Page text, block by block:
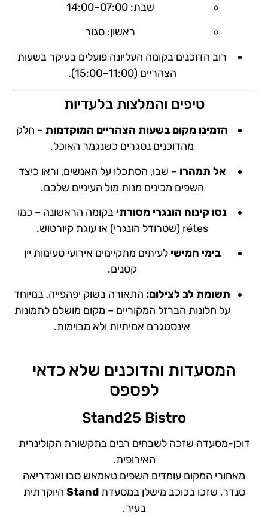
שבת: 07:00–14:00
ראשון: סגור
רוב הדוכנים בקומה העליונה פועלים בעיקר בשעות
הצהריים (11:00–15:00).
טיפים והמלצות בלעדיות
הזמינו מקום בשעות הצהריים המוקדמות – חלק
מהדוכנים נסגרים כשנגמר האוכל.
אל תמהרו – שבו, הסתכלו על האנשים, וראו כיצד
השפים מכינים מנות מול העיניים שלכם.
נסו קינוח הונגרי מסורתי בקומה הראשונה – כמו
rétes (שטרודל הונגרי) או עוגת קיורטוש.
בימי חמישי לעיתים מתקיימים אירועי טעימות יין
קטנים.
תשומת לב לצילום: התאורה בשוק יפהפייה, במיוחד
על חלונות הברזל המקוריים – מקום מושלם לתמונות
אינסטגרם אמיתיות ולא מבוימות.
המסעדות והדוכנים שלא כדאי
לפספס
Stand25 Bistro
דוכן-מסעדה שזכה לשבחים רבים בתקשורת הקולינרית
האירופית.
מאחורי המקום עומדים השפים טאמאש סבו ואנדריאה
סנדר, שזכו בכוכב מישלן במסעדתStand היוקרתית
בעיר.